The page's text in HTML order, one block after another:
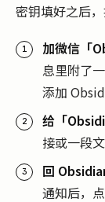
密钥填好之后
加微信「
息里附了
添加
给「
接或一段
回
通知后，